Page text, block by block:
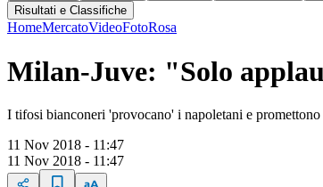
Risultati e Classifiche
HomeMercatoVideoFotoRosa
Milan-Juve: "Solo
I tifosi bianconeri 'provocano' i napoletani e
11 Nov 2018 - 11:47
11 Nov 2018 - 11:47